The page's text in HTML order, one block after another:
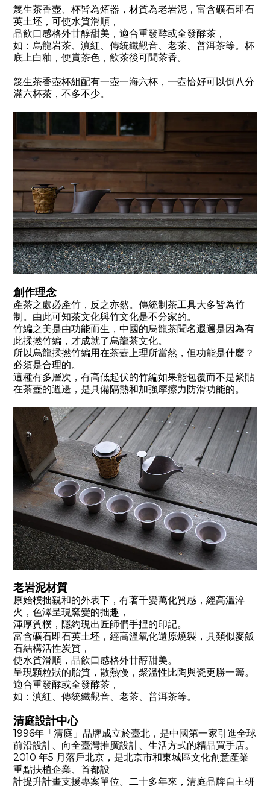
篾生茶香壺、杯皆為炻器，材質為老岩泥，富含礦石即石
英土坯，可使水質滑順，
品飲口感格外甘醇甜美，適合重發酵或全發酵茶，
如：烏龍岩茶、滇紅、傳統鐵觀音、老茶、普洱茶等。杯
底上白釉，便賞茶色，飲茶後可聞茶香。
篾生茶香壺杯組配有一壺一海六杯，一壺恰好可以倒八分
滿六杯茶，不多不少。
創作理念
產茶之處必產竹，反之亦然。傳統制茶工具大多皆為竹
制。由此可知茶文化與竹文化是不分家的。
竹編之美是由功能而生，中國的烏龍茶聞名遐邇是因為有
此揉撚竹編，才成就了烏龍茶文化。
所以烏龍揉撚竹編用在茶壺上理所當然，但功能是什麼？
必須是合理的。
這種有多層次，有高低起伏的竹編如果能包覆而不是緊貼
在茶壺的週邊，是具備隔熱和加強摩擦力防滑功能的。
老岩泥材質
原始樸拙親和的外表下，有著千變萬化質感，經高溫淬
火，色澤呈現窯變的拙趣，
渾厚質樸，隱約現出匠師們手捏的印記。
富含礦石即石英土坯，經高溫氧化還原燒製，具類似麥飯
石結構活性炭質，
使水質滑順，品飲口感格外甘醇甜美。
呈現顆粒狀的胎質，散熱慢，聚溫性比陶與瓷更勝一籌。
適合重發酵或全發酵茶，
如：滇紅、傳統鐵觀音、老茶、普洱茶等。
清庭設計中心
1996年「清庭」品牌成立於臺北，是中國第一家引進全球
前沿設計、向全臺灣推廣設計、生活方式的精品買手店。
2010 年5 月落戶北京，是北京市和東城區文化創意產業
重點扶植企業、首都設
計提升計畫支援專案單位。二十多年來，清庭品牌自主研